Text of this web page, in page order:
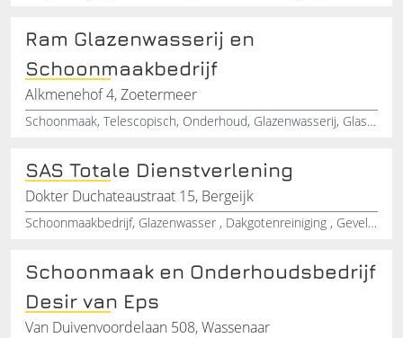
Ram Glazenwasserij en
Schoonmaakbedrijf
Alkmenehof 4, Zoetermeer
Schoonmaak, Telescopisch, Onderhoud, Glazenwasserij, Glasbewassing, Reiniging, Vloeren, Ramen, Service
SAS Totale Dienstverlening
Dokter Duchateaustraat 15, Bergeijk
Schoonmaakbedrijf, Glazenwasser , Dakgotenreiniging , Gevelreiniging, Terrasreiniging , Verhuizen , Loopwerk , Dienstverlening , Liften, Ramen lappen
Schoonmaak en Onderhoudsbedrijf
Desir van Eps
Van Duivenvoordelaan 508, Wassenaar